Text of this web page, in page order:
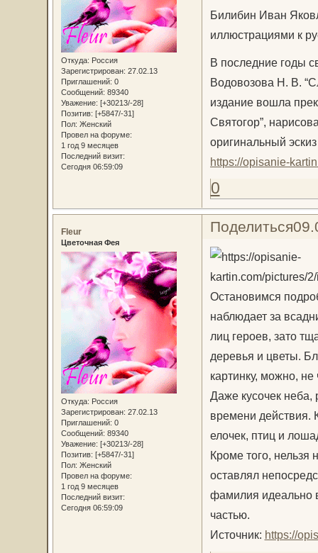
Откуда: Россия
Зарегистрирован: 27.02.13
Приглашений: 0
Сообщений: 89340
Уважение: [+30213/-28]
Позитив: [+5847/-31]
Пол: Женский
Провел на форуме:
1 год 9 месяцев
Последний визит:
Сегодня 06:59:09
Билибин Иван
иллюстрациями к
В последние годы
Водовозова Н. В.
издание вошла
Святогор”,
оригинальный
https://opisanie-
0
Поделиться
Fleur
Цветочная Фея
Откуда: Россия
Зарегистрирован: 27.02.13
Приглашений: 0
Сообщений: 89340
Уважение: [+30213/-28]
Позитив: [+5847/-31]
Пол: Женский
Провел на форуме:
1 год 9 месяцев
Последний визит:
Сегодня 06:59:09
Остановимся
наблюдает за
лиц героев, зато
деревья и цветы.
картинку, можно,
Даже кусочек неба,
времени действия.
елочек, птиц и
Кроме того, нельзя
оставлял
фамилия идеально
частью.
Источник: https://